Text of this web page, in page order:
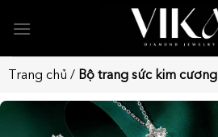
qua
dung
Trang chủ / Bộ trang sức kim cương